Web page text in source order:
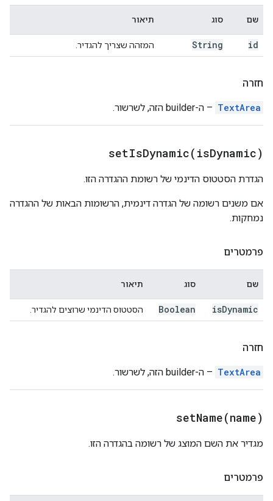
שם סוג תיאור
id
String המזהה שצריך להגדיר.
חזרה
TextArea – ה-builder הזה, לשרשור.
setIsDynamic( isDynamic)
הגדרת הסטטוס הדינמי של רשומת ההגדרה הזו.
אם משנים רשומה של הגדרה דינמית, הרשומות הבאות של ההגדרה
נמחקות.
פרמטרים
שם סוג תיאור
isDynamic
Boolean הסטטוס הדינמי שרוצים להגדיר.
חזרה
TextArea – ה-builder הזה, לשרשור.
setName(name)
מגדיר את השם המוצג של רשומה בהגדרה הזו.
פרמטרים